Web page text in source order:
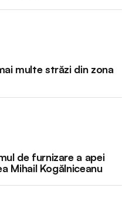
multe străzi din zona
de furnizare a apei
Mihail Kogălniceanu